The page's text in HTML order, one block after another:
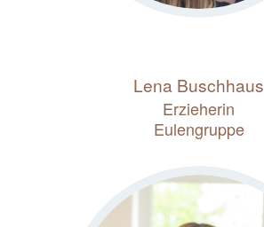
Lena Buschhaus
Erzieherin
Eulengruppe